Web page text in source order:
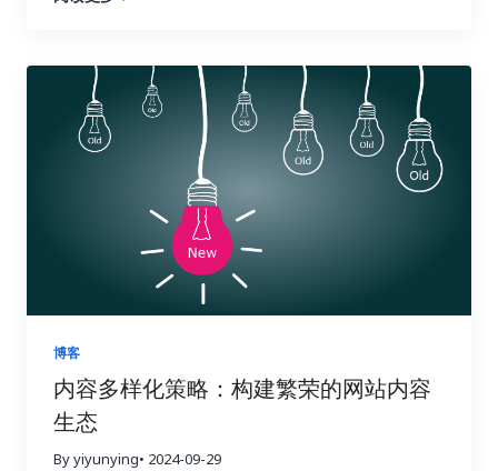
是万里长征的第一步，更重要的是如何解读这些数据
并将它们转化为可操作的洞察力，最终指导我们的行
动，就像一位经验丰富的侦探，需要从蛛丝马迹中找
到破案的关键线索。 首先，你需要对收集到的数据进
行整理和分类，就像整理一个杂乱的房间一样，将物
品分门别类地摆放整齐。例如，你可以将链接按照来
源网站的权威性、链接类型（如文本链接、图片链
接、目录链接等）、锚文本的相关性等进行分类。 清
晰的分类有助于你更好地理解数据的结构，为后续的
分析打下坚实的基础。 接下来，你需要分析不同类型
的链接对网站关键指标的影响，例如，来自高权重、
高相关性网站的链接是否带来了更多的推荐流量？包
含目标关键词的锚文本是否提升了网站在搜索引擎结
果页面中的排名？来自社交媒体平台的链接是否带来
了更高的用户参与度？ 这些指标就像一个仪表盘，可
的链接策略，发现潜在的链接机会，并制定更有效的
站审核，Ahrefs 都能帮你轻松搞定，让你在搜索引擎
优化的战场上运筹帷幄，决胜千里。它可以帮助你了
解你的网站在哪些方面需要改进，以及如何更好地优
化你的网站以获得更高的排名和更多的流量。 1. 竞争
对手分析：知己知彼，百战不殆 使用 Ahrefs 的网站
分析功能，只需输入竞争对手的域名，即可全面了解
他们的反向链接情况。你可以分析他们的链接来源、
链接类型、锚文本等等，从中学习他们的成功经验，
并找到可以借鉴的链接建设策略。更重要的是，你可
站获取链接。这是一种非常有效的链接建设策略，可
以让你事半功倍，快速提升你的网站排名。通过深入
分析竞争对手的链接，你可以了解他们的优势和劣
势，并制定更具针对性的链接建设策略，从而在竞争
中占据优势。 2. 关键词研究：精准定位，事半功倍
搜索引擎优化工具，就像找到了一把打开国际市场大
门的金钥匙，能够帮助你的网站在全球范围内获得更
高的曝光率和流量。有效的搜索引擎优化策略可以帮
助你吸引目标用户，提升品牌知名度，最终带来更高
的转化率和收益。 这篇文章将为你揭秘一系列强大且
高效的小语种搜索引擎优化工具。我们会深入探讨每
一种工具的功能和优势，并提供一些实际操作的建
议，帮助你克服语言障碍，精准定位目标用户，让你
的网站在国际竞争中脱颖而出，最终实现业务的蓬勃
发展。做好准备，一起开启小语种搜索引擎优化的奇
妙旅程！ 一、小语种搜索引擎优化的挑战与机遇：扬
帆出海，乘风破浪 在进军国际市场时，小语种搜索引
擎优化无疑是一块难啃的骨头。它不像英语搜索引擎
优化那样有丰富的资源和工具。与主流语言英语相
比，小语种搜索引擎优化面临着诸多挑战，例如西班
博客
内容多样化策略：构建繁荣的网站内容
生态
By yiyunying• 2024-09-29